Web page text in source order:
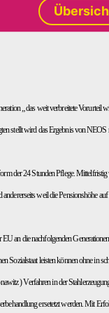
„ das weit verbreitete Vorurteil
stellt wird das Ergebnis von
der 24 Stunden Pflege.
weil die Pensionshöhe
an die nachfolgenden
leisten können ohne in
) Verfahren in der
ersetetzt werden. Mit